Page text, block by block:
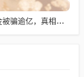
六省国补资金被骗逾亿，真相揭秘与违规操作背后的故事